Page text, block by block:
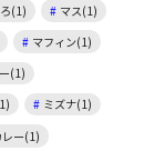
(1)
マス(1)
マフィン(1)
(1)
ミズナ(1)
レー(1)